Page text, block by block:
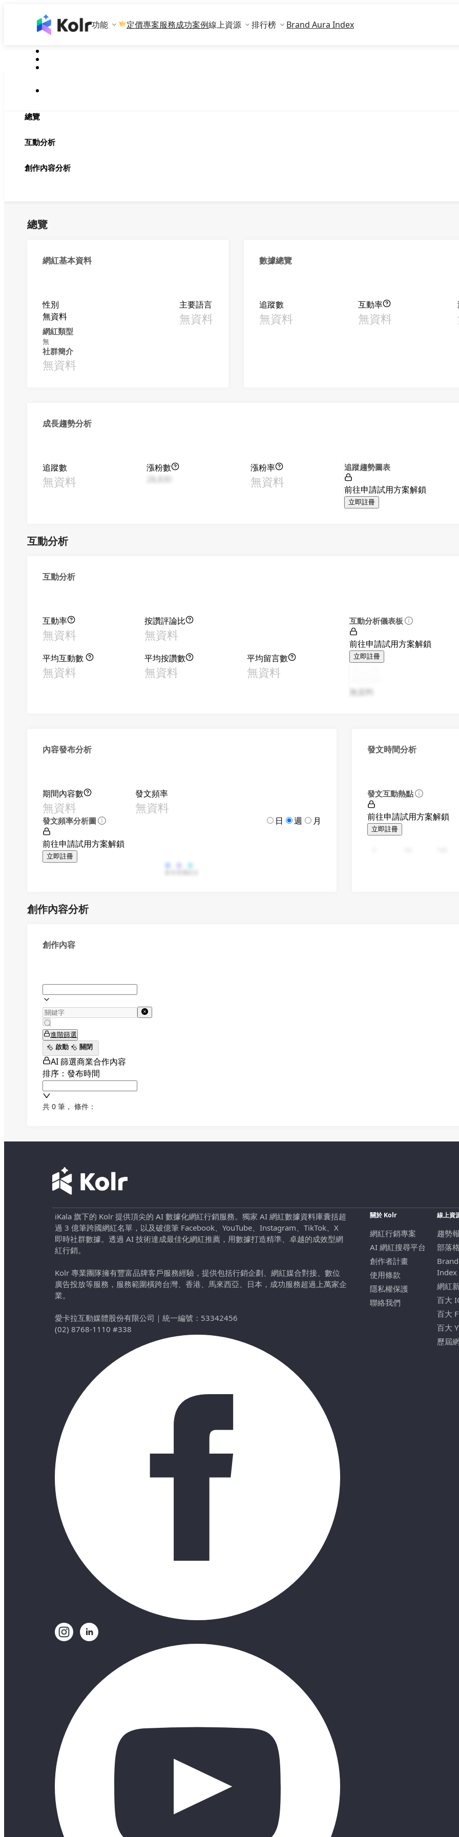
功能 定價專案服務成功案例線上資源 排行榜 Brand Aura Index
總覽
互動分析
創作內容分析
總覽
網紅基本資料
性別
無資料
主要語言
無資料
網紅類型
無
社群簡介
無資料
數據總覽
追蹤數
無資料
互動率
無資料
成長趨勢分析
追蹤數
無資料
漲粉數
漲粉率
無資料
追蹤趨勢圖表
前往申請試用方案解鎖
立即註冊
互動分析
互動分析
互動率
無資料
按讚評論比
無資料
平均互動數
無資料
平均按讚數
無資料
平均留言數
無資料
互動分析儀表板
前往申請試用方案解鎖
立即註冊
無資料
內容發布分析
期間內容數
無資料
發文頻率
無資料
發文頻率分析圖 日 週 月
前往申請試用方案解鎖
立即註冊
發文時間分析
發文互動熱點
前往申請試用方案解鎖
立即註冊
創作內容分析
創作內容
進階篩選
啟動
關閉
AI 篩選商業合作內容
排序：發布時間
共 0 筆 ， 條件：
iKala 旗下的 Kolr 提供頂尖的 AI 數據化網紅行銷服務。獨家 AI 網紅數據資料庫囊括超
過 3 億筆跨國網紅名單，以及破億筆 Facebook、YouTube、Instagram、TikTok、X
即時社群數據。透過 AI 技術達成最佳化網紅推薦，用數據打造精準、卓越的成效型網
紅行銷。
Kolr 專業團隊擁有豐富品牌客戶服務經驗，提供包括行銷企劃、網紅媒合對接、數位
廣告投放等服務，服務範圍橫跨台灣、香港、馬來西亞、日本，成功服務超過上萬家企
業。
愛卡拉互動媒體股份有限公司 ｜ 統一編號：53342456
(02) 8768-1110 #338
關於 Kolr
網紅行銷專案
AI 網紅搜尋平台
創作者計畫
使用條款
隱私權保護
聯絡我們
線上資
趨勢
部落格
Index
網紅
百大
百大
百大
歷屆